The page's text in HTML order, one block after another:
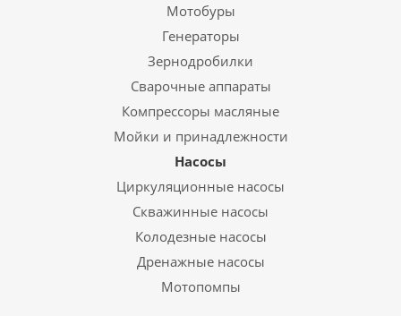
Мотобуры
Генераторы
Зернодробилки
Сварочные аппараты
Компрессоры масляные
Мойки и принадлежности
Насосы
Циркуляционные насосы
Скважинные насосы
Колодезные насосы
Дренажные насосы
Мотопомпы